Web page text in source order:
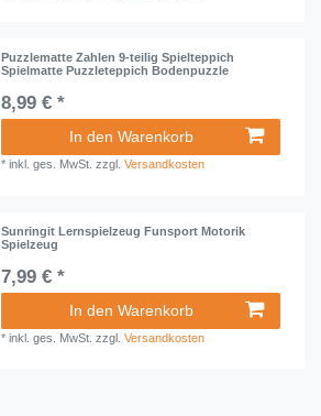
Puzzlematte Zahlen 9-teilig Spielteppich
Spielmatte Puzzleteppich Bodenpuzzle
8,99 € *
In den Warenkorb
*inkl. ges. MwSt. zzgl.Versandkosten
Sunringit Lernspielzeug Funsport Motorik
Spielzeug
7,99 € *
In den Warenkorb
*inkl. ges. MwSt. zzgl.Versandkosten